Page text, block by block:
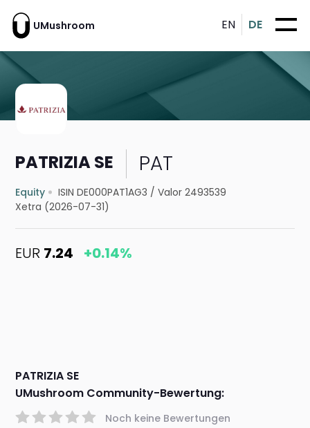
UMushroom EN DE
PATRIZIA SE PAT
Equity ISIN DE000PAT1AG3 /Valor 2493539
Xetra (2026-07-31)
EUR 7.24 +0.14%
PATRIZIA SE
UMushroom Community-Bewertung:
Noch keine Bewertungen